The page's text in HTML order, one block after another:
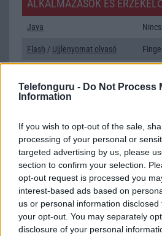
Telefonguru - Do Not Process
Information
If you wish to opt-out of the sale,
processing of your personal or
targeted advertising by us, please
section to confirm your selection.
opt-out request is processed you
interest-based ads based on
us or personal information
your opt-out. You may separately
disclosure of your personal
ALKALMAZÁSOK ÉS
Java Nincs
Flash / Ujjlenyomat olvasó
Organizer alap
Office alkalmazások alap
Iránytũ
Extrák Nincs
EGYÉB
Vibra jelzés alap